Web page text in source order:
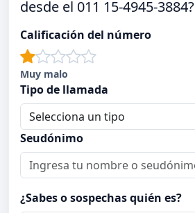
desde el 011 15-4945-3884?
Calificación del número
Muy malo
Tipo de llamada
Seudónimo
¿Sabes o sospechas quién es?